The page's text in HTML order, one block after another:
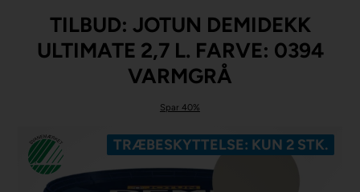
TILBUD: JOTUN DEMIDEKK
ULTIMATE 2,7 L. FARVE: 0394
VARMGRÅ
Spar 40%
Spar -40% TRÆBESKYTTELSE: KUN 2 STK.